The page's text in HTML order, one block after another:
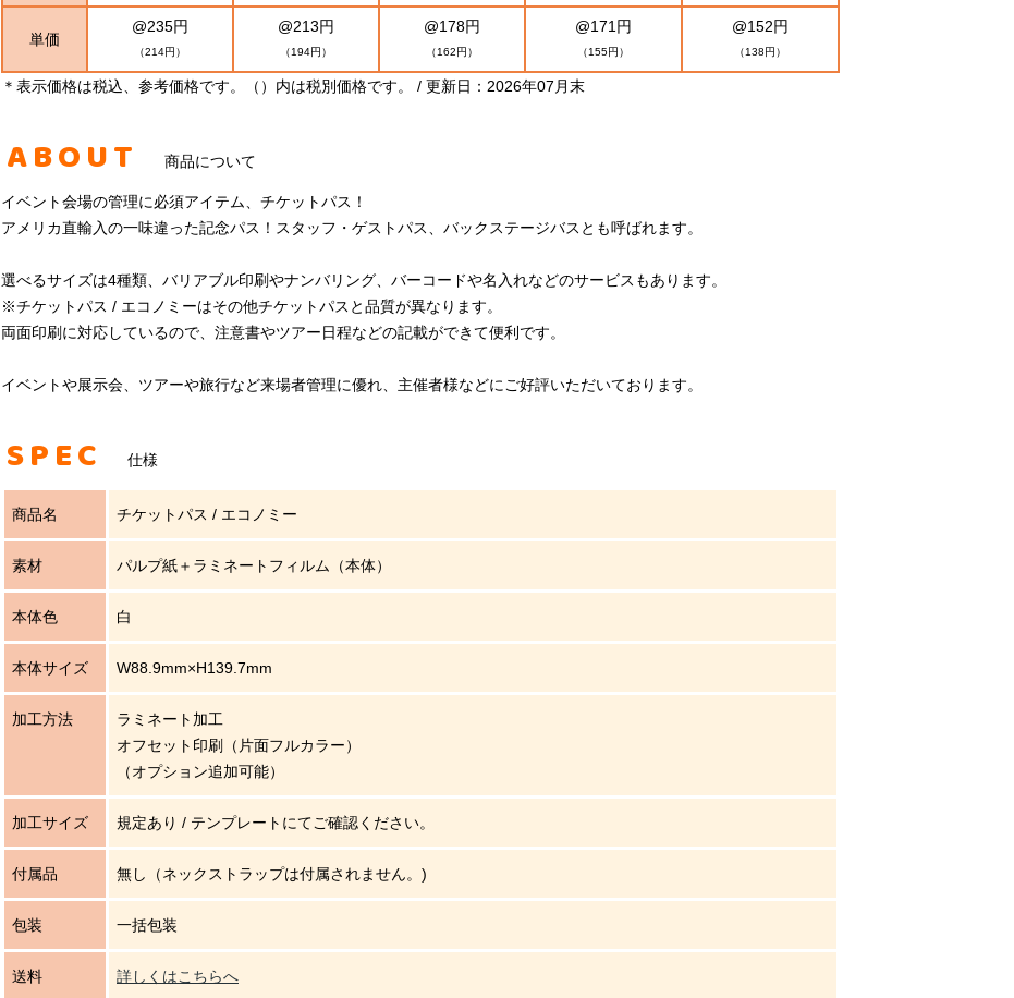
単価
@235円
（214円）
@213円
（194円）
@178円
（162円）
@171円
（155円）
@152円
（138円）
＊表示価格は税込、参考価格です。（）内は税別価格です。 / 更新日：2026年07月末
ABOUT 商品について
イベント会場の管理に必須アイテム、チケットパス！
アメリカ直輸入の一味違った記念パス！スタッフ・ゲストパス、バックステージバスとも呼ばれます。
選べるサイズは4種類、バリアブル印刷やナンバリング、バーコードや名入れなどのサービスもあります。
※チケットパス / エコノミーはその他チケットパスと品質が異なります。
両面印刷に対応しているので、注意書やツアー日程などの記載ができて便利です。
イベントや展示会、ツアーや旅行など来場者管理に優れ、主催者様などにご好評いただいております。
SPEC 仕様
商品名 チケットパス / エコノミー
素材 パルプ紙＋ラミネートフィルム（本体）
本体色 白
本体サイズ W88.9mm×H139.7mm
加工方法
ラミネート加工
オフセット印刷（片面フルカラー）
（オプション追加可能）
加工サイズ 規定あり / テンプレートにてご確認ください。
付属品 無し（ネックストラップは付属されません。)
包装 一括包装
送料 詳しくはこちらへ